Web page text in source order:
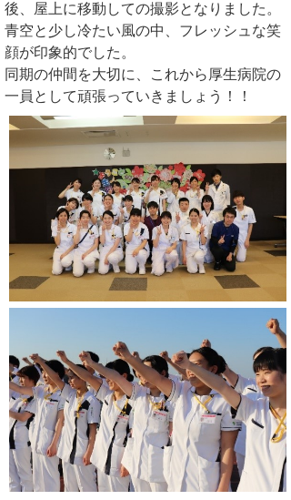
後、屋上に移動しての撮影となりました。
青空と少し冷たい風の中、フレッシュな笑
顔が印象的でした。
同期の仲間を大切に、これから厚生病院の
一員として頑張っていきましょう！！